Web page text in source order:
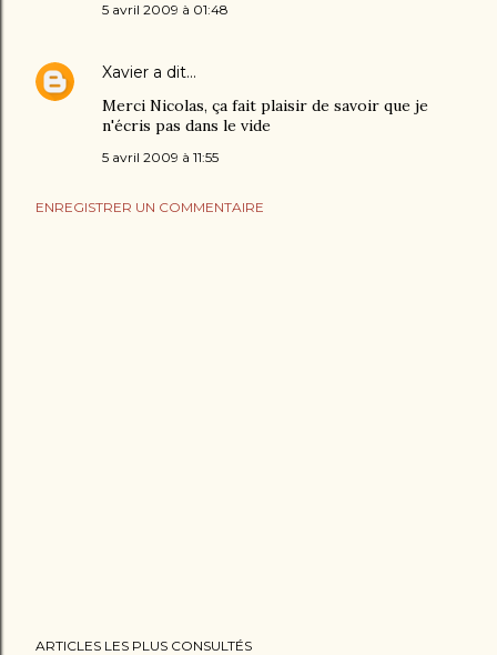
5 avril 2009 à 01:48
Xavier a dit…
Merci Nicolas, ça fait plaisir de savoir que je
n'écris pas dans le vide
5 avril 2009 à 11:55
ENREGISTRER UN COMMENTAIRE
ARTICLES LES PLUS CONSULTÉS